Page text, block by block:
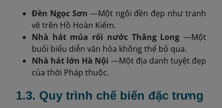
Đền Ngọc Sơn —Một ngôi đền đẹp như tranh
vẽ trên Hồ Hoàn Kiếm.
Nhà hát múa rối nước Thăng Long —Một
buổi biểu diễn văn hóa không thể bỏ qua.
Nhà hát lớn Hà Nội —Một địa danh tuyệt đẹp
của thời Pháp thuộc.
1.3. Quy trình chế biến đặc trưng